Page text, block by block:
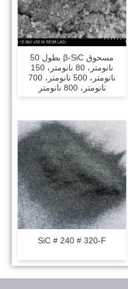
مسحوق β-SiC بطول 50
نانومتر، 80 نانومتر، 150
نانومتر، 500 نانومتر، 700
نانومتر، 800 نانومتر
SiC # 240 # 320-F